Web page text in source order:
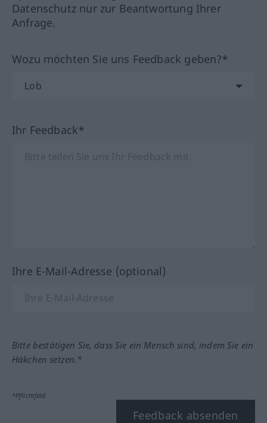
Datenschutz nur zur Beantwortung Ihrer
Anfrage.
Wozu möchten Sie uns Feedback geben?*
Ihr Feedback*
Ihre E-Mail-Adresse (optional)
Bitte bestätigen Sie, dass Sie ein Mensch sind, indem Sie ein
Häkchen setzen.*
*Pflichtfeld
Feedback absenden